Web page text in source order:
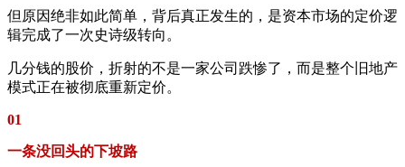
但原因绝非如此简单，背后真正发生的，是资本市场的定价逻
辑完成了一次史诗级转向。
几分钱的股价，折射的不是一家公司跌惨了，而是整个旧地产
模式正在被彻底重新定价。
01
一条没回头的下坡路